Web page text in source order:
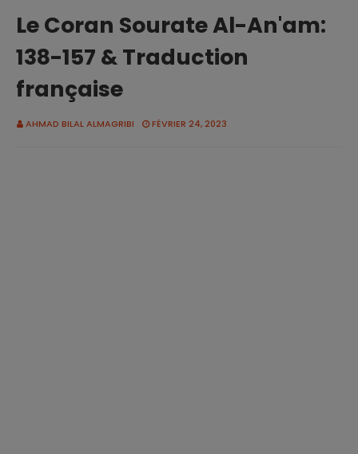
Le Coran Sourate Al-An'am:
138-157 & Traduction
française
AHMAD BILAL ALMAGRIBI FÉVRIER 24, 2023